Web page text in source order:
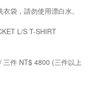
袋，請勿使用漂白水。
L/S T-SHIRT
三件 NT$ 4800 (三件以上